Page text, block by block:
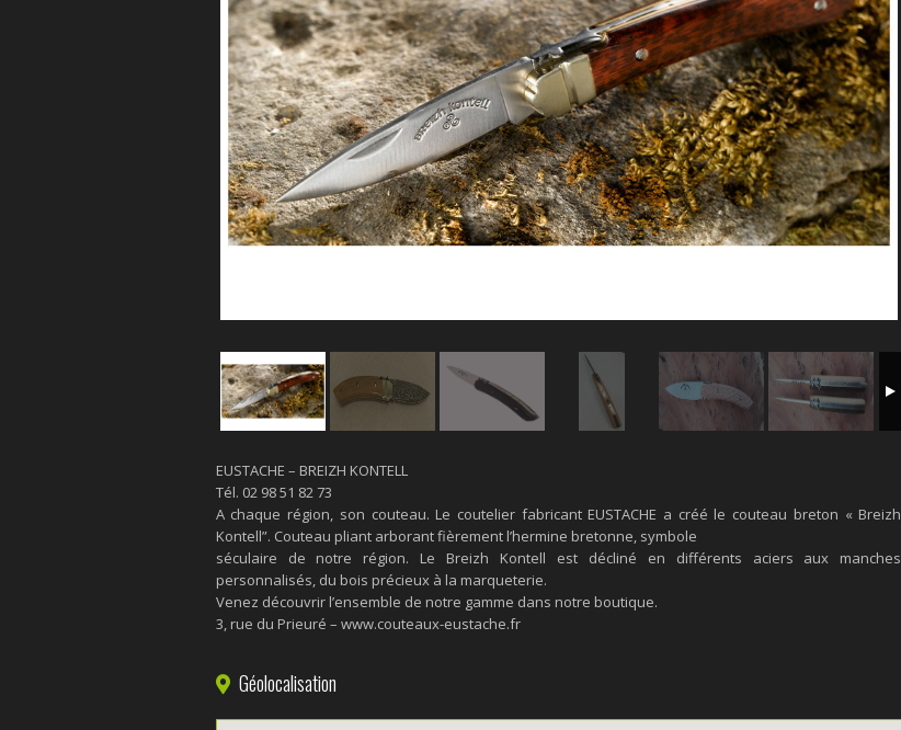
EUSTACHE – BREIZH KONTELL
Tél. 02 98 51 82 73
A chaque région, son couteau. Le coutelier fabricant EUSTACHE a créé le couteau breton « Breizh
Kontell”. Couteau pliant arborant fièrement l’hermine bretonne, symbole
séculaire de notre région. Le Breizh Kontell est décliné en différents aciers aux manches
personnalisés, du bois précieux à la marqueterie.
Venez découvrir l’ensemble de notre gamme dans notre boutique.
3, rue du Prieuré – www.couteaux-eustache.fr
Géolocalisation